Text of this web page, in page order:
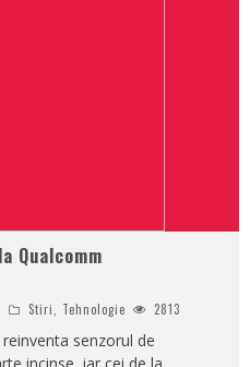
Qualcomm
Stiri Tehnologie 2813
senzorul de
incinse, iar cei de la